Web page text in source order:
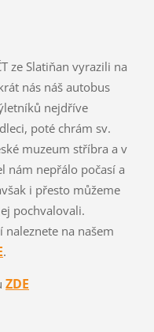
ze Slatiňan vyrazili na
nás náš autobus
nejdříve
poté chrám sv.
muzeum stříbra a v
nám nepřálo počasí a
i přesto můžeme
pochvalovali.
na našem
.
ZDE